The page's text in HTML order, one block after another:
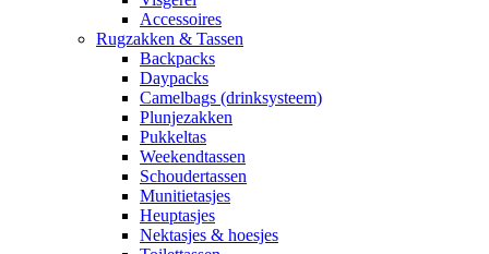
Accessoires
Rugzakken & Tassen
Backpacks
Daypacks
Camelbags (drinksysteem)
Plunjezakken
Pukkeltas
Weekendtassen
Schoudertassen
Munitietasjes
Heuptasjes
Nektasjes & hoesjes